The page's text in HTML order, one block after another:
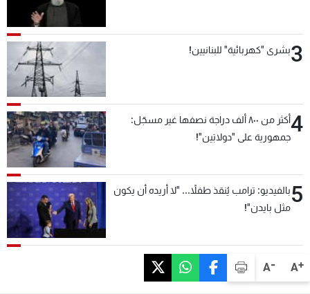
A+
A-
3بشرى "كهربائية" للبنانيين!
4
أكثر من ٨٠٠ ألف دراجة نصفها غير مسجّل:
جمهورية على "دولابَين"!
5بالفيديو: ترامب يُنقذ طفلاً... "لا أريده أن يكون
مثل بايدن"!